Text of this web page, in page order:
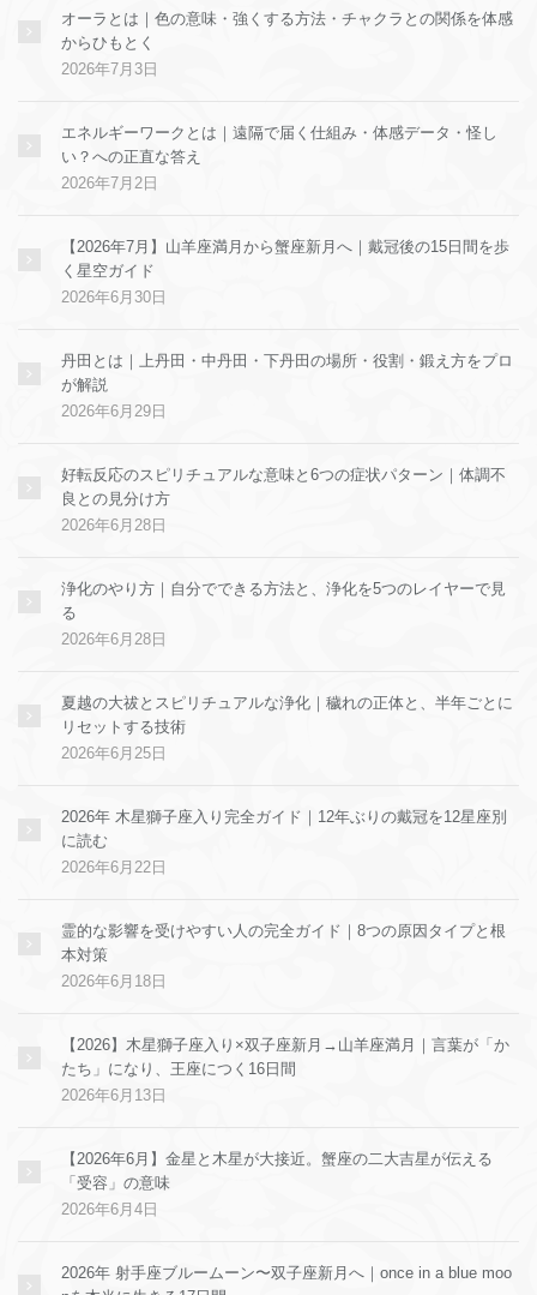
オーラとは｜色の意味・強くする方法・チャクラとの関係を体感
からひもとく
2026年7月3日
エネルギーワークとは｜遠隔で届く仕組み・体感データ・怪し
い？への正直な答え
2026年7月2日
【2026年7月】山羊座満月から蟹座新月へ｜戴冠後の15日間を歩
く星空ガイド
2026年6月30日
丹田とは｜上丹田・中丹田・下丹田の場所・役割・鍛え方をプロ
が解説
2026年6月29日
好転反応のスピリチュアルな意味と6つの症状パターン｜体調不
良との見分け方
2026年6月28日
浄化のやり方｜自分でできる方法と、浄化を5つのレイヤーで見
る
2026年6月28日
夏越の大祓とスピリチュアルな浄化｜穢れの正体と、半年ごとに
リセットする技術
2026年6月25日
2026年 木星獅子座入り完全ガイド｜12年ぶりの戴冠を12星座別
に読む
2026年6月22日
霊的な影響を受けやすい人の完全ガイド｜8つの原因タイプと根
本対策
2026年6月18日
【2026】木星獅子座入り×双子座新月→山羊座満月｜言葉が「か
たち」になり、王座につく16日間
2026年6月13日
【2026年6月】金星と木星が大接近。蟹座の二大吉星が伝える
「受容」の意味
2026年6月4日
2026年 射手座ブルームーン〜双子座新月へ｜once in a blue moo